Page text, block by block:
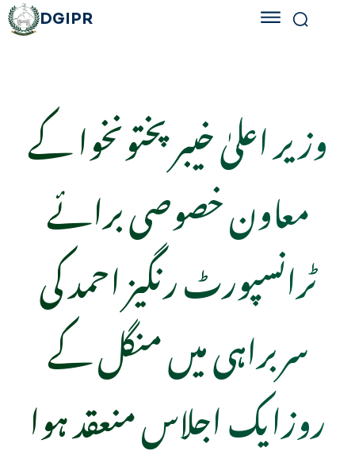
DGIPR
وزیر اعلیٰ خیبر پختونخوا کے
معاون خصوصی برائے
ٹرانسپورٹ رنگیز احمد کی
سربراہی میں منگل کے
روزایک اجلاس منعقد ہوا